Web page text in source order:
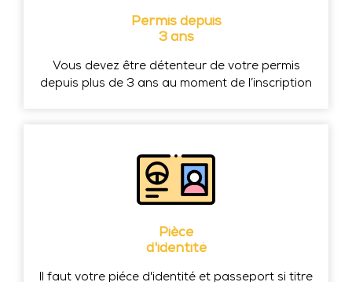
Permis depuis
3 ans
Vous devez être détenteur de votre permis
depuis plus de 3 ans au moment de l’inscription
Pièce
d'identité
Il faut votre piéce d'identité et passeport si titre